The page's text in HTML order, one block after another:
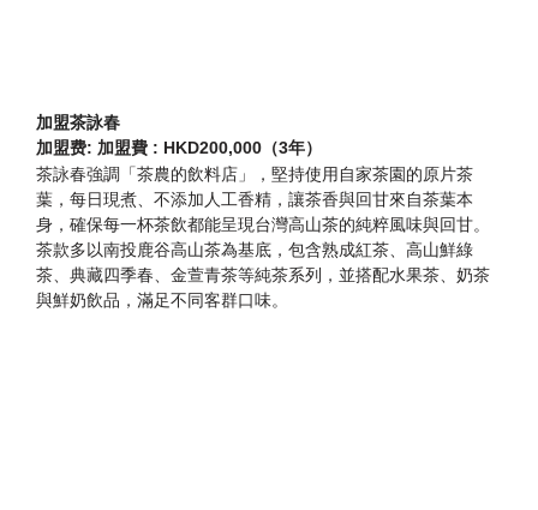
加盟茶詠春
加盟费: 加盟費 : HKD200,000（3年）
茶詠春強調「茶農的飲料店」，堅持使用自家茶園的原片茶
葉，每日現煮、不添加人工香精，讓茶香與回甘來自茶葉本
身，確保每一杯茶飲都能呈現台灣高山茶的純粹風味與回甘。
茶款多以南投鹿谷高山茶為基底，包含熟成紅茶、高山鮮綠
茶、典藏四季春、金萱青茶等純茶系列，並搭配水果茶、奶茶
與鮮奶飲品，滿足不同客群口味。